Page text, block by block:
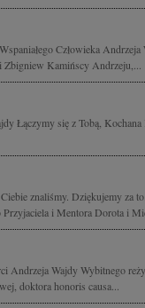
Człowieka
Zbigniew Kamińscy Andrzeju,...
Łączymy się z Tobą,
znaliśmy. Dziękujemy za
Przyjaciela i Mentora Dorota i
Andrzeja Wajdy Wybitnego
doktora honoris causa...